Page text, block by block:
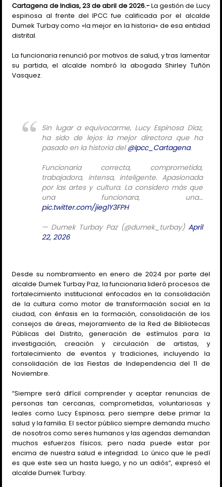
Cartagena de Indias, 23 de abril de 2026.-La gestión de Lucy
espinosa al frente del IPCC fue calificada por el alcalde
Dumek Turbay como «la mejor en la historia» de esa entidad
distrital.
La funcionaria renunció por motivos de salud, y tras lamentar
su partida, el alcalde nombró la abogada Shirley Tuñón
Vasquez.
Sin lugar a equivocarme, Lucy Espinosa Díaz,
ha sido de lejos la mejor directora que ha
pasado en la historia del@Ipcc_Cartagena.
Funcionaria correcta, comprometida,
trabajadora, intensa, inteligente. Apasionada
por las artes y cultura. La considero más que
una funcionara, una…
pic.twitter.com/jieg1Y3FPH
— Dumek Turbay Paz (@dumek_turbay) April
22, 2026
Desde su nombramiento en enero de 2024 por parte del
alcalde Dumek Turbay Paz, la funcionaria lideró procesos de
fortalecimiento institucional enfocados en la consolidación
de la cultura como motor de transformación social en la
ciudad, con énfasis en la formación, consolidación de los
consejos de áreas, mejoramiento de la Red de Bibliotecas
Públicas del Distrito, generación de estímulos para la
investigación, creación y circulación de artistas, y
fortalecimiento de eventos y tradiciones, incluyendo la
consolidación de las Fiestas de Independencia del 11 de
Noviembre.
“Siempre será difícil comprender y aceptar renuncias de
personas tan cercanas, comprometidas, voluntariosas y
leales como Lucy Espinosa; pero siempre debe primar la
salud y la familia. El sector público siempre demanda mucho
de nosotros como seres humanos y las agendas demandan
muchos esfuerzos físicos; pero nada puede estar por
encima de nuestra salud e integridad. Lo único que le pedí
es que este sea un hasta luego, y no un adiós”, expresó el
alcalde Dumek Turbay.